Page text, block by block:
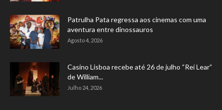
Patrulha Pata regressa aos cinemas com uma
aventura entre dinossauros
Agosto 4, 2026
Casino Lisboa recebe até 26 de julho “Rei Lear”
de William...
Julho 24, 2026